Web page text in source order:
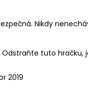
Nikdy
tuto
2019